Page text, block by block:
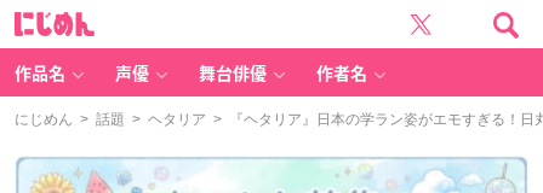
作品名 声優 舞台俳優 作者名
にじめん > 話題 > ヘタリア > 『ヘタリア』日本の学ラン姿がエモすぎる！